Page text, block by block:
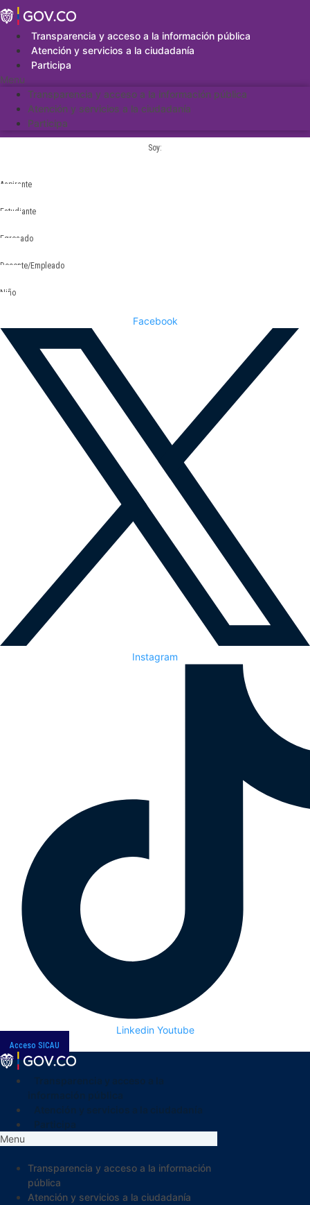
Saltar
al
contenidoTransparencia y acceso a la información pública
Atención y servicios a la ciudadanía
Participa
Menu
Transparencia y acceso a la información pública
Atención y servicios a la ciudadanía
Participa
Soy:
Aspirante
Estudiante
Egresado
Docente/Empleado
Niño
Facebook
Instagram
Linkedin Youtube
Acceso SICAU
Menu
Transparencia y acceso a la información
pública
Atención y servicios a la ciudadanía